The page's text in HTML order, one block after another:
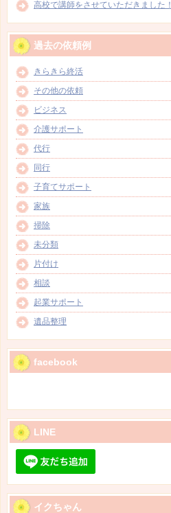
高校で講師をさせていただきました！
過去の依頼例
きらきら終活
その他の依頼
ビジネス
介護サポート
代行
同行
子育てサポート
家族
掃除
未分類
片付け
相談
起業サポート
遺品整理
facebook
LINE
イクちゃん